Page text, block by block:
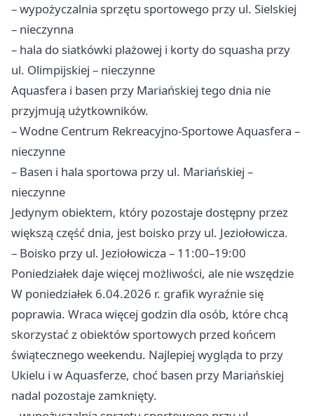
– wypożyczalnia sprzętu sportowego przy ul. Sielskiej
– nieczynna
– hala do siatkówki plażowej i korty do squasha przy
ul. Olimpijskiej – nieczynne
Aquasfera i basen przy Mariańskiej tego dnia nie
przyjmują użytkowników.
– Wodne Centrum Rekreacyjno-Sportowe Aquasfera –
nieczynne
– Basen i hala sportowa przy ul. Mariańskiej –
nieczynne
Jedynym obiektem, który pozostaje dostępny przez
większą część dnia, jest boisko przy ul. Jeziołowicza.
– Boisko przy ul. Jeziołowicza – 11:00–19:00
Poniedziałek daje więcej możliwości, ale nie wszędzie
W poniedziałek 6.04.2026 r. grafik wyraźnie się
poprawia. Wraca więcej godzin dla osób, które chcą
skorzystać z obiektów sportowych przed końcem
świątecznego weekendu. Najlepiej wygląda to przy
Ukielu i w Aquasferze, choć basen przy Mariańskiej
nadal pozostaje zamknięty.